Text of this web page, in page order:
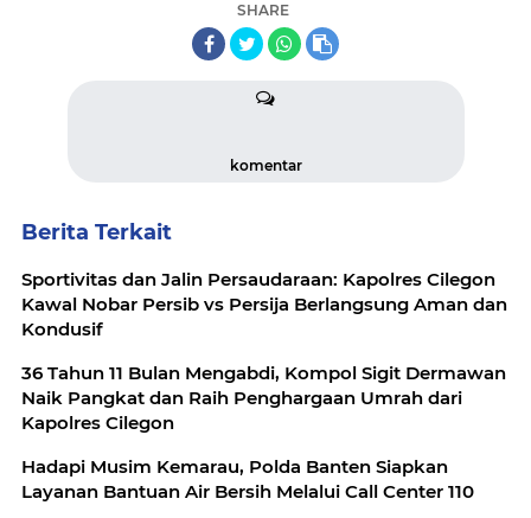
SHARE
komentar
Berita Terkait
Sportivitas dan Jalin Persaudaraan: Kapolres Cilegon
Kawal Nobar Persib vs Persija Berlangsung Aman dan
Kondusif
36 Tahun 11 Bulan Mengabdi, Kompol Sigit Dermawan
Naik Pangkat dan Raih Penghargaan Umrah dari
Kapolres Cilegon
Hadapi Musim Kemarau, Polda Banten Siapkan
Layanan Bantuan Air Bersih Melalui Call Center 110